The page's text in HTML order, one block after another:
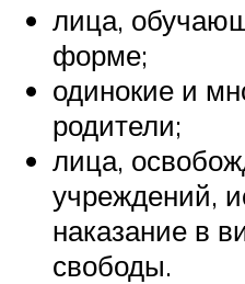
лица,
форме;
одинокие и
родители;
лица,
учреждений,
наказание в
свободы.